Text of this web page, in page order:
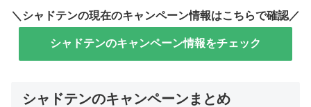
＼シャドテンの現在のキャンペーン情報はこちらで確認／
シャドテンのキャンペーン情報をチェック
シャドテンのキャンペーンまとめ